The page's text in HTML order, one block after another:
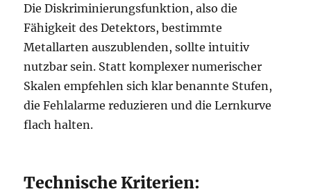
Die Diskriminierungsfunktion, also die
Fähigkeit des Detektors, bestimmte
Metallarten auszublenden, sollte intuitiv
nutzbar sein. Statt komplexer numerischer
Skalen empfehlen sich klar benannte Stufen,
die Fehlalarme reduzieren und die Lernkurve
flach halten.
Technische Kriterien: